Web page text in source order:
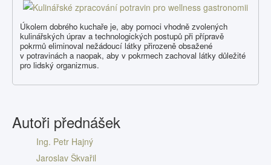
Úkolem dobrého kuchaře je, aby pomoci vhodně zvolených
kulinářských úprav a technologických postupů při přípravě
pokrmů eliminoval nežádoucí látky přirozeně obsažené
v potravinách a naopak, aby v pokrmech zachoval látky důležité
pro lidský organizmus.
Autoři přednášek
Ing. Petr Hajný
Jaroslav Škvařil